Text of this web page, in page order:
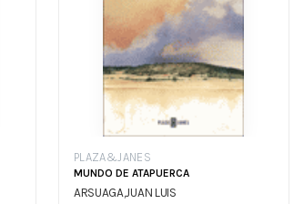
PLAZA&JANES
MUNDO DE ATAPUERCA
ARSUAGA,JUAN LUIS